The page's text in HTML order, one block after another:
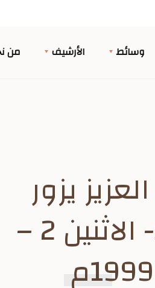
وسائط الأرشيف من
يزور
قصر خزام يفتتح قاعة الملك سعود- الاثنين 2 –